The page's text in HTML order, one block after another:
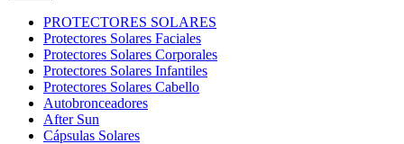
PROTECTORES SOLARES
Protectores Solares Faciales
Protectores Solares Corporales
Protectores Solares Infantiles
Protectores Solares Cabello
Autobronceadores
After Sun
Cápsulas Solares